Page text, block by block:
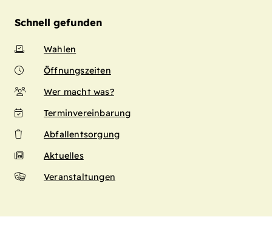
Schnell gefunden
Wahlen
Öffnungszeiten
Wer macht was?
Terminvereinbarung
Abfallentsorgung
Aktuelles
Veranstaltungen